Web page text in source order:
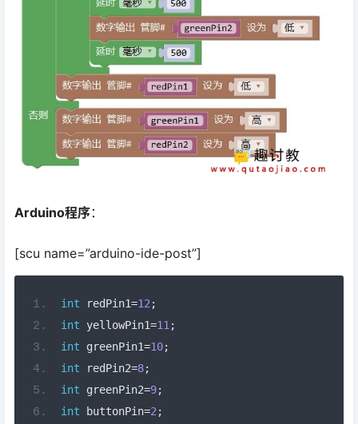
Arduino程序：
[scu name=”arduino-ide-post”]
int redPin1=12 ;
int yellowPin1=11 ;
int greenPin1=10;
int redPin2=8;
int greenPin2=9;
int buttonPin=2 ;